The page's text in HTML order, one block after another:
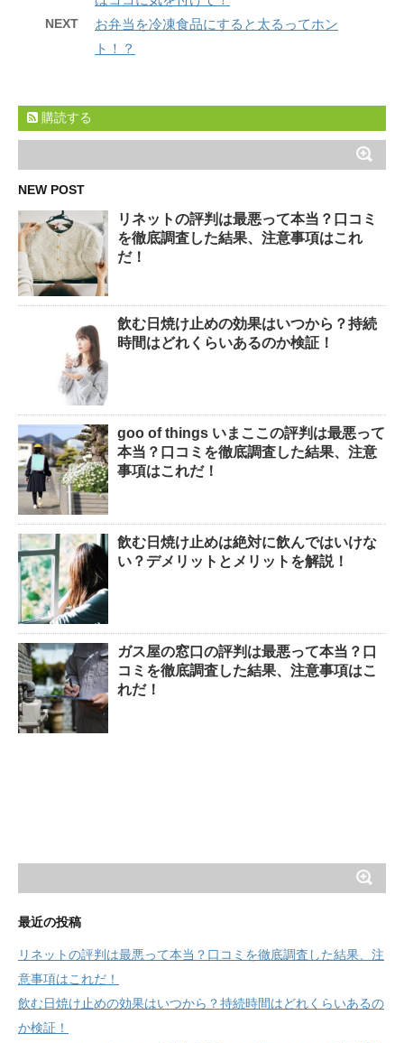
NEXT
お弁当を冷凍食品にすると太るってホン
ト！？
購読する
NEW POST
リネットの評判は最悪って本当？口コミ
を徹底調査した結果、注意事項はこれ
だ！
飲む日焼け止めの効果はいつから？持続
時間はどれくらいあるのか検証！
goo of things いまここの評判は最悪って
本当？口コミを徹底調査した結果、注意
事項はこれだ！
飲む日焼け止めは絶対に飲んではいけな
い？デメリットとメリットを解説！
ガス屋の窓口の評判は最悪って本当？口
コミを徹底調査した結果、注意事項はこ
れだ！
最近の投稿
リネットの評判は最悪って本当？口コミを徹底調査した結果、注
意事項はこれだ！
飲む日焼け止めの効果はいつから？持続時間はどれくらいあるの
か検証！